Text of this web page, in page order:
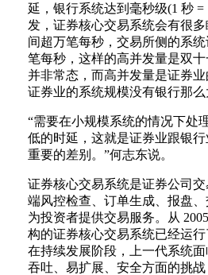
延，银行系统达到毫秒级(1 秒
发，证券核心交易系统会有很
间超万笔每秒，交易所侧的系
笔每秒，这样的高并发量是双
并非常态，而高并发量是证券业
证券业的系统规模没有银行那么
“需要在小规模系统的情况下处
低的时延，这就是证券业跟银
重要的差别。”何志东说。
证券核心交易系统是证券公司
端风控检查、订单生成、报盘、
为投资者提供交易服务。从
构的证券核心交易系统已经运
在持续发展阶段，上一代系统
吞吐、易扩展、安全方面的挑